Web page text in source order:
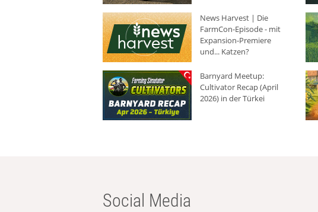
News Harvest | Die
FarmCon-Episode - mit
Expansion-Premiere
und... Katzen?
Barnyard Meetup:
Cultivator Recap (April
2026) in der Türkei
Social Media